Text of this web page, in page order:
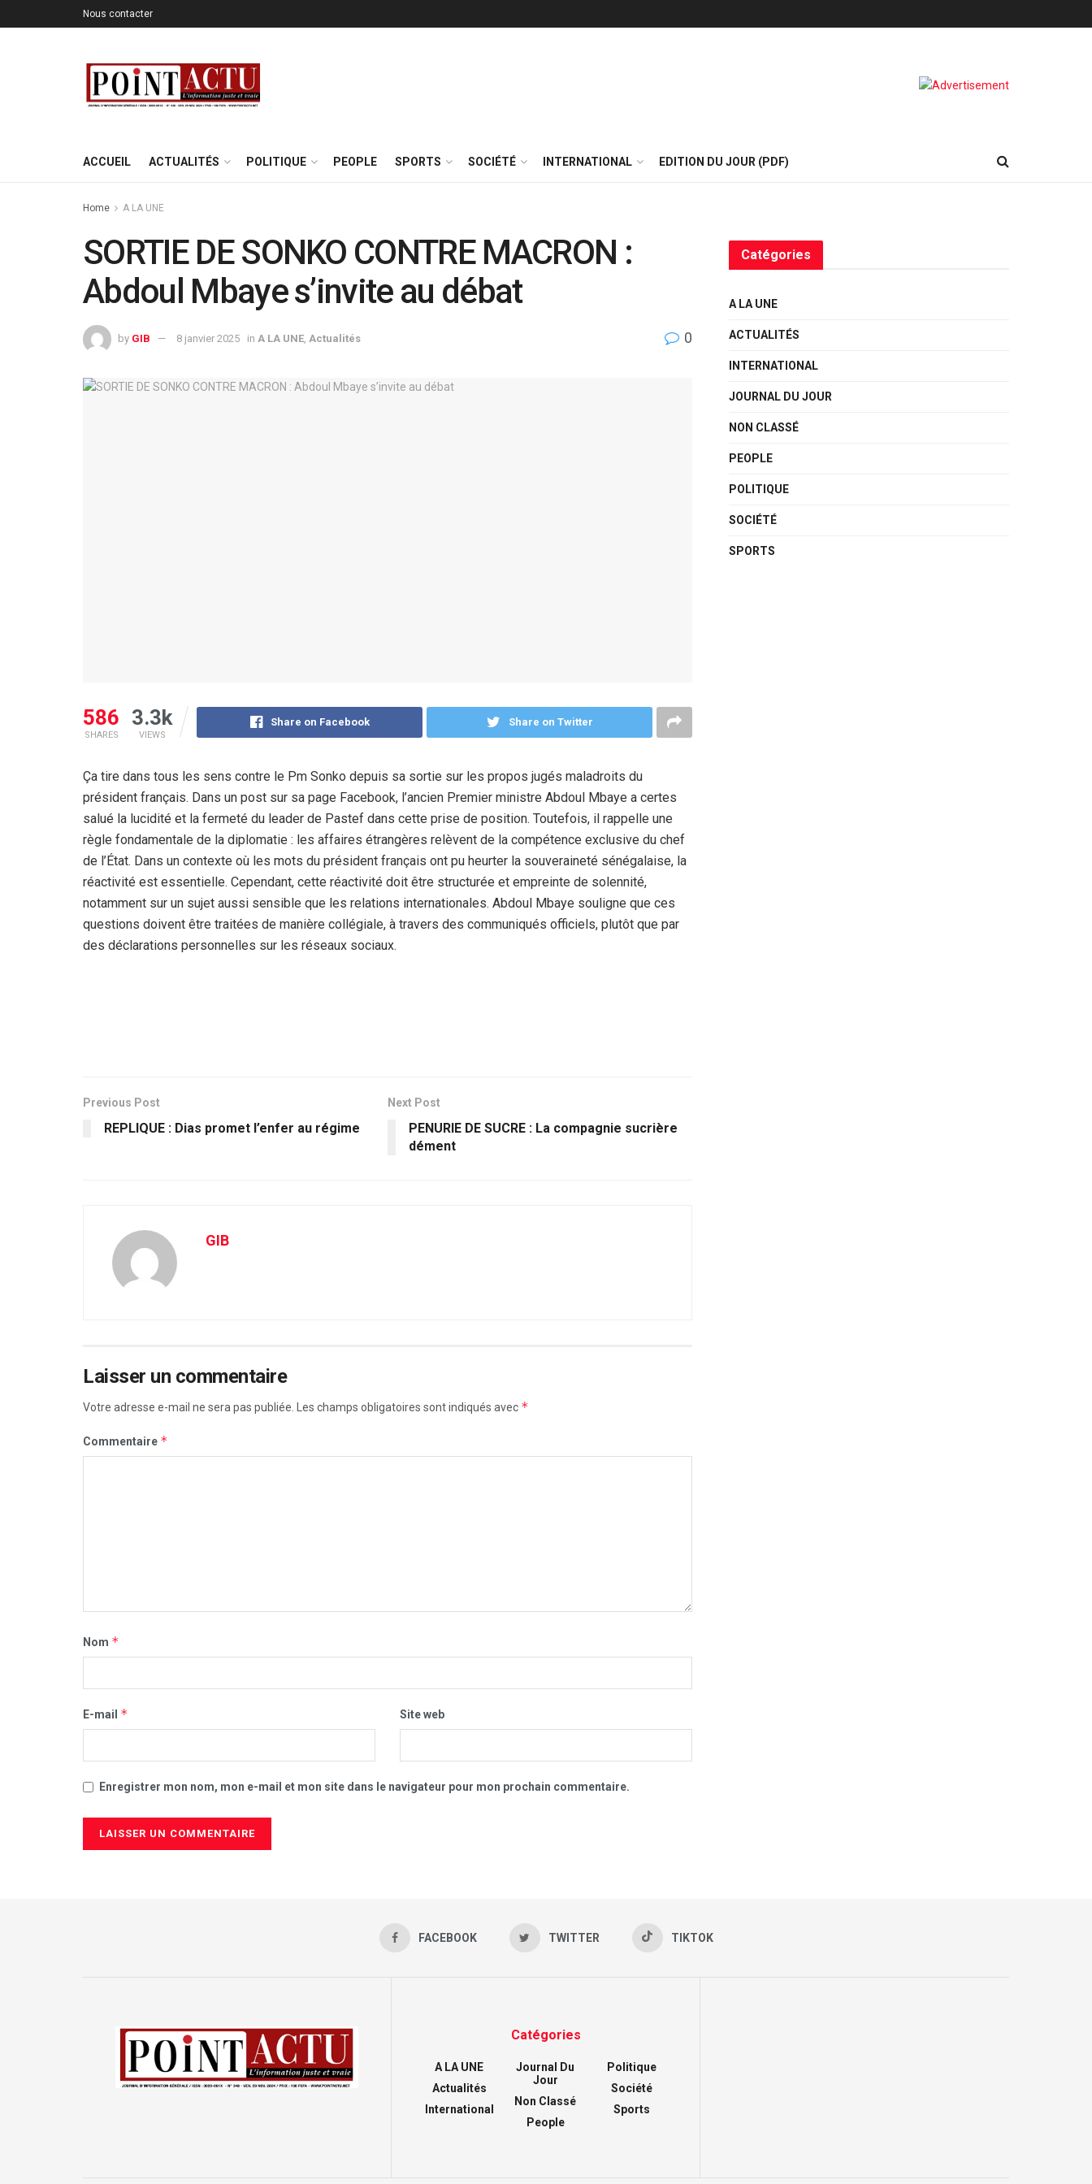
Nous contacter
ACCUEIL ACTUALITÉS POLITIQUE PEOPLE SPORTS SOCIÉTÉ INTERNATIONAL EDITION DU JOUR (PDF)
Home A LA UNE
SORTIE DE SONKO CONTRE MACRON :
Abdoul Mbaye s’invite au débat
by GIB 8 janvier 2025 in A LA UNE Actualités 0
586
SHARES
3.3k
VIEWS
Share on Facebook Share on Twitter
Ça tire dans tous les sens contre le Pm Sonko depuis sa sortie sur les propos jugés maladroits du
président français. Dans un post sur sa page Facebook, l’ancien Premier ministre Abdoul Mbaye a certes
salué la lucidité et la fermeté du leader de Pastef dans cette prise de position. Toutefois, il rappelle une
règle fondamentale de la diplomatie : les affaires étrangères relèvent de la compétence exclusive du chef
de l’État. Dans un contexte où les mots du président français ont pu heurter la souveraineté sénégalaise, la
réactivité est essentielle. Cependant, cette réactivité doit être structurée et empreinte de solennité,
notamment sur un sujet aussi sensible que les relations internationales. Abdoul Mbaye souligne que ces
questions doivent être traitées de manière collégiale, à travers des communiqués officiels, plutôt que par
des déclarations personnelles sur les réseaux sociaux.
Previous Post
REPLIQUE : Dias promet l’enfer au régime
Next Post
PENURIE DE SUCRE : La compagnie sucrière
dément
GIB
Laisser un commentaire
Votre adresse e-mail ne sera pas publiée. Les champs obligatoires sont indiqués avec *
Commentaire *
Nom *
E-mail * Site web
Enregistrer mon nom, mon e-mail et mon site dans le navigateur pour mon prochain commentaire.
Catégories
A LA UNE
ACTUALITÉS
INTERNATIONAL
JOURNAL DU JOUR
NON CLASSÉ
PEOPLE
POLITIQUE
SOCIÉTÉ
SPORTS
FACEBOOK TWITTER TIKTOK
Catégories
A LA UNE
Actualités
International
Journal Du
Jour
Non Classé
People
Politique
Société
Sports